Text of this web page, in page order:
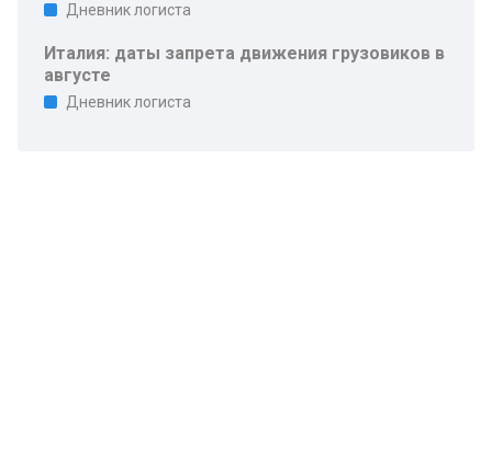
Дневник логиста
Италия: даты запрета движения грузовиков в
августе
Дневник логиста